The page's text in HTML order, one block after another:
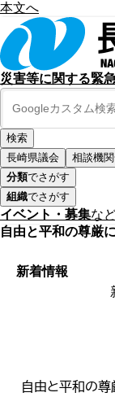
本文へ
災害等に関する緊
長崎県議会
相談機
分類でさがす
組織でさがす
イベント・募集な
自由と平和の尊厳
新着情報
自由と平和の